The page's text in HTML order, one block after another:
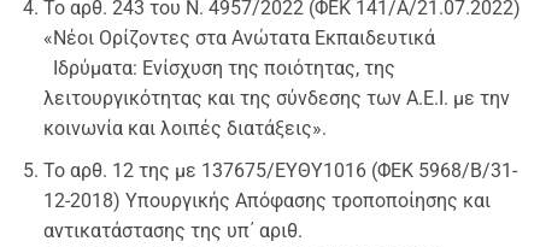
Το αρθ. 243 του Ν. 4957/2022 (ΦΕΚ 141/Α/21.07.2022)
«Νέοι Ορίζοντες στα Ανώτατα Εκπαιδευτικά
Ιδρύματα: Ενίσχυση της ποιότητας, της
λειτουργικότητας και της σύνδεσης των Α.Ε.Ι. με την
κοινωνία και λοιπές διατάξεις».
Το αρθ. 12 της με 137675/EΥΘΥ1016 (ΦΕΚ 5968/Β/31-
12-2018) Υπουργικής Απόφασης τροποποίησης και
αντικατάστασης της υπ΄ αριθ.